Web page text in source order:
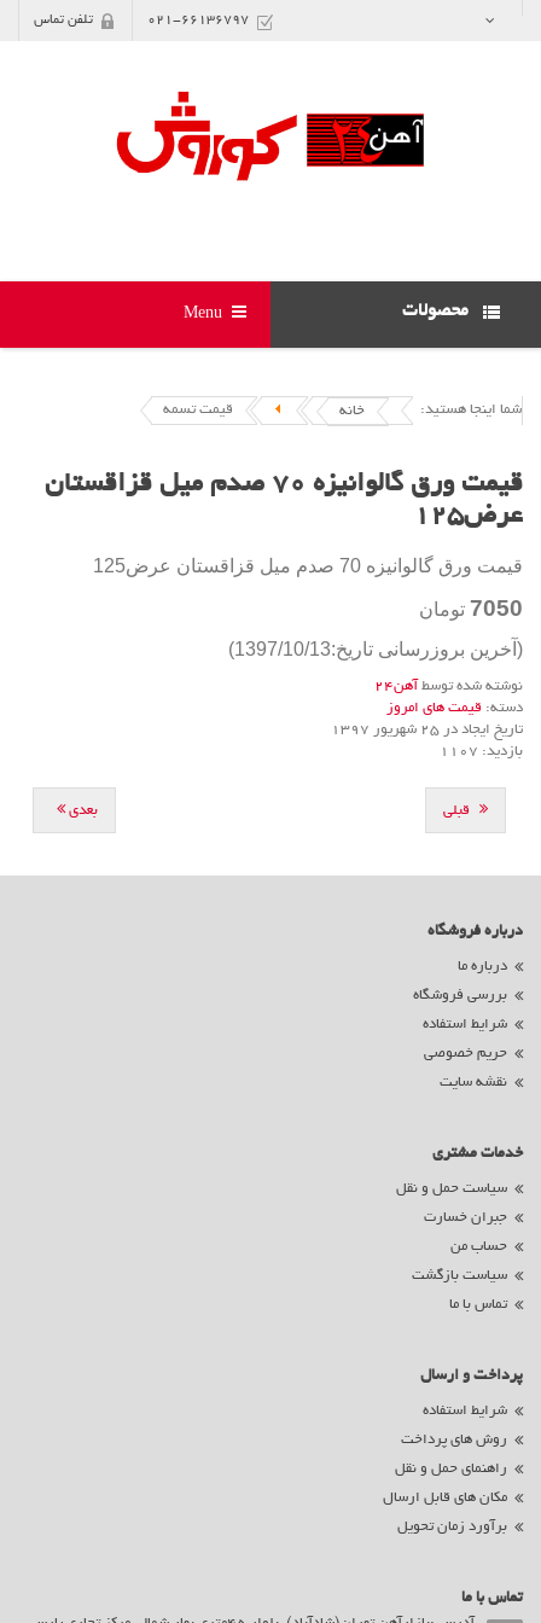
021-66136797 تلفن تماس
محصولات
شما اینجا هستید: خانه قیمت تسمه
قیمت ورق گالوانیزه 70 صدم میل قزاقستان
عرض125
قیمت ورق گالوانیزه 70 صدم میل قزاقستان عرض125
7050 تومان
(آخرین بروزرسانی تاریخ:1397/10/13)
نوشته شده توسط آهن24
دسته: قیمت های امروز
تاریخ ایجاد در 25 شهریور 1397
بازدید: 1107
قبلی بعدی
درباره فروشگاه
درباره ما
بررسی فروشگاه
شرایط استفاده
حریم خصوصی
نقشه سایت
خدمات مشتری
سیاست حمل و نقل
جبران خسارت
حساب من
سیاست بازگشت
تماس با ما
پرداخت و ارسال
شرایط استفاده
روش های پرداخت
راهنمای حمل و نقل
مکان های قابل ارسال
برآورد زمان تحویل
تماس با ما